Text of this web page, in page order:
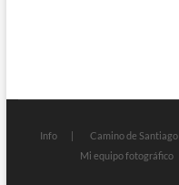
Info Camino de Santiago
Mi equipo fotográfico